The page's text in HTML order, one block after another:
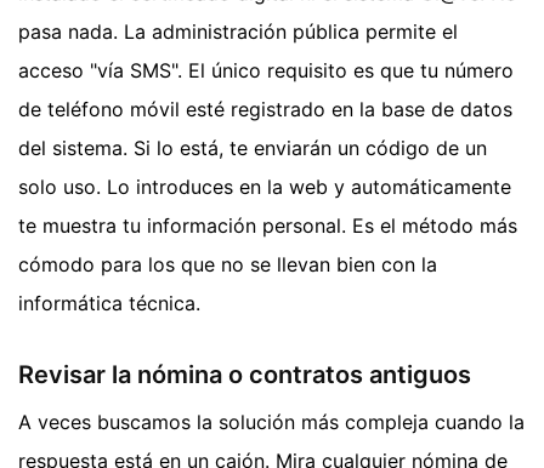
pasa nada. La administración pública permite el
acceso "vía SMS". El único requisito es que tu número
de teléfono móvil esté registrado en la base de datos
del sistema. Si lo está, te enviarán un código de un
solo uso. Lo introduces en la web y automáticamente
te muestra tu información personal. Es el método más
cómodo para los que no se llevan bien con la
informática técnica.
Revisar la nómina o contratos antiguos
A veces buscamos la solución más compleja cuando la
respuesta está en un cajón. Mira cualquier nómina de